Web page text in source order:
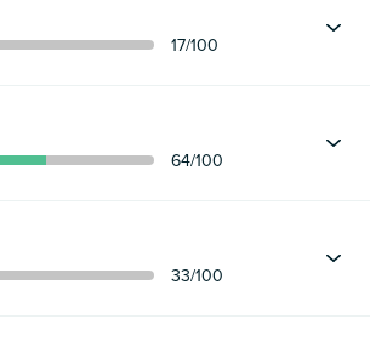
17/100
64/100
33/100